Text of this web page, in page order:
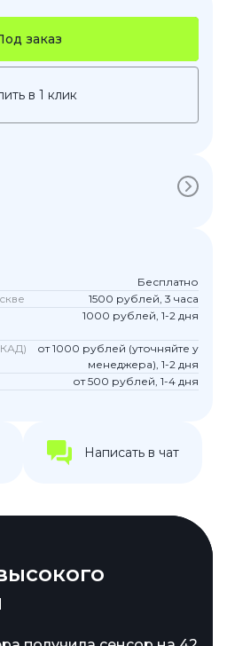
заказ
в 1 клик
Бесплатно
1500 рублей, 3 часа
1000 рублей, 1-2 дня
от 1000 рублей (уточняйте у
менеджера), 1-2 дня
от 500 рублей, 1-4 дня
Написать в чат
и зум
50 МП сопровождается
по 48 МП
семилетний срок
безопасности, а